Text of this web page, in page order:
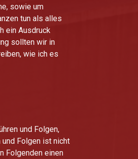
sowie um
tun als alles
ein Ausdruck
sollten wir in
wie ich es
und Folgen,
Folgen ist nicht
Folgenden einen